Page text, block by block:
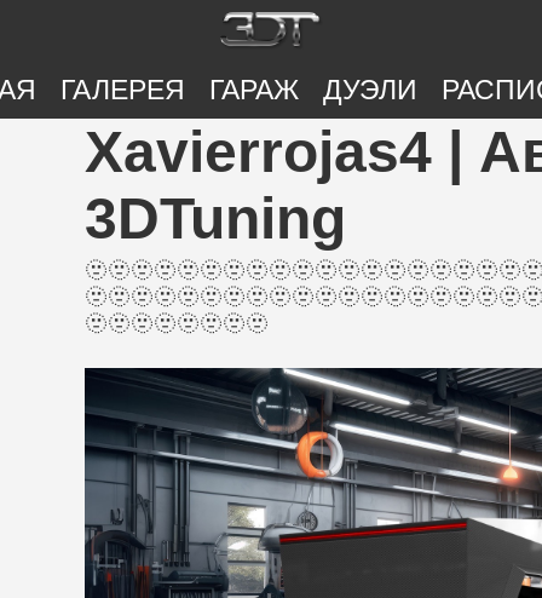
ГАЛЕРЕЯ ГАРАЖ ДУЭЛИ
Xavierrojas4 |
3DTuning
🫥🫥🫥🫥🫥🫥🫥🫥